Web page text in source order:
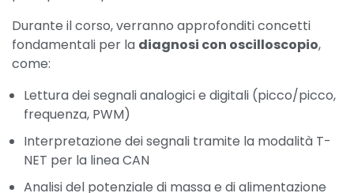
Durante il corso, verranno approfonditi concetti
fondamentali per la diagnosi con oscilloscopio,
come:
Lettura dei segnali analogici e digitali (picco/picco,
frequenza, PWM)
Interpretazione dei segnali tramite la modalità T-
NET per la linea CAN
Analisi del potenziale di massa e di alimentazione